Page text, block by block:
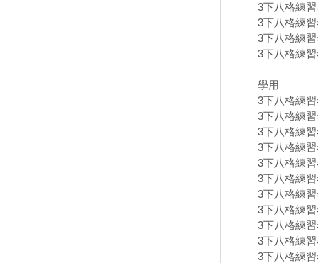
3下八格練
3下八格練
3下八格練
3下八格練
學用
3下八格練
3下八格練
3下八格練
3下八格練
3下八格練
3下八格練
3下八格練
3下八格練
3下八格練
3下八格練
3下八格練